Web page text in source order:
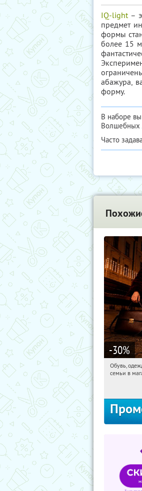
IQ-light–
предмет
формы
более 15
абажура,
форму.
В наборе
Волшебных
Часто
-30%
Обувь,
семьи в